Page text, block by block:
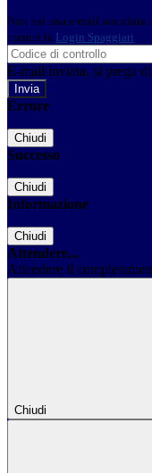
Non hai una e-mail associata
tramite la Login Spaggiari
E-mail inviata, si prega
Errore
Chiudi
Successo
Chiudi
Informazione
Chiudi
Attendere...
Attendere il
Chiudi